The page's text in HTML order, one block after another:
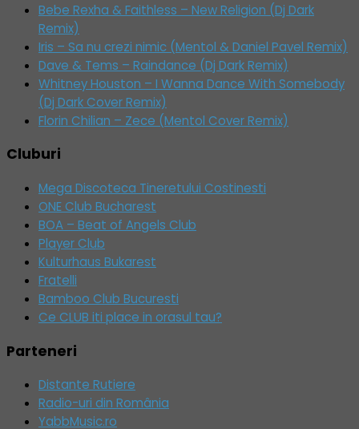
Bebe Rexha & Faithless – New Religion (Dj Dark
Remix)
Iris – Sa nu crezi nimic (Mentol & Daniel Pavel Remix)
Dave & Tems – Raindance (Dj Dark Remix)
Whitney Houston – I Wanna Dance With Somebody
(Dj Dark Cover Remix)
Florin Chilian – Zece (Mentol Cover Remix)
Cluburi
Mega Discoteca Tineretului Costinesti
ONE Club Bucharest
BOA – Beat of Angels Club
Player Club
Kulturhaus Bukarest
Fratelli
Bamboo Club Bucuresti
Ce CLUB iti place in orasul tau?
Parteneri
Distante Rutiere
Radio-uri din România
YabbMusic.ro